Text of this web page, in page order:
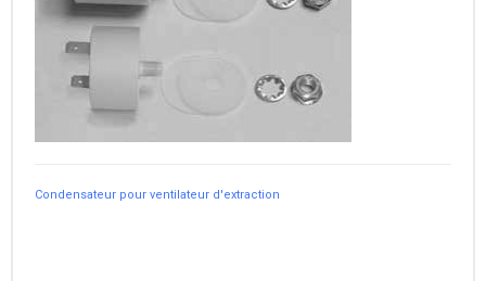
Condensateur pour ventilateur d'extraction